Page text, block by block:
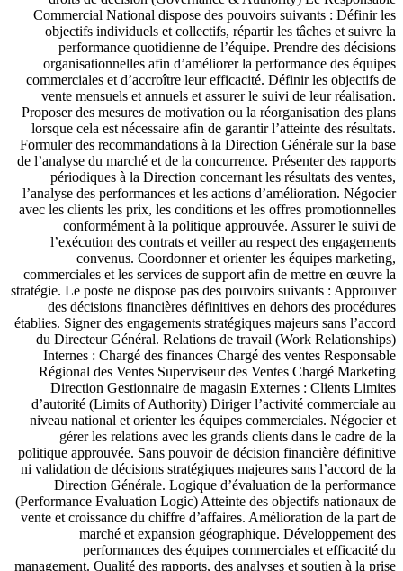
Commercial National dispose des pouvoirs suivants : Définir les
objectifs individuels et collectifs, répartir les tâches et suivre la
performance quotidienne de l’équipe. Prendre des décisions
organisationnelles afin d’améliorer la performance des équipes
commerciales et d’accroître leur efficacité. Définir les objectifs de
vente mensuels et annuels et assurer le suivi de leur réalisation.
Proposer des mesures de motivation ou la réorganisation des plans
lorsque cela est nécessaire afin de garantir l’atteinte des résultats.
Formuler des recommandations à la Direction Générale sur la base
de l’analyse du marché et de la concurrence. Présenter des rapports
périodiques à la Direction concernant les résultats des ventes,
l’analyse des performances et les actions d’amélioration. Négocier
avec les clients les prix, les conditions et les offres promotionnelles
conformément à la politique approuvée. Assurer le suivi de
l’exécution des contrats et veiller au respect des engagements
convenus. Coordonner et orienter les équipes marketing,
commerciales et les services de support afin de mettre en œuvre la
stratégie. Le poste ne dispose pas des pouvoirs suivants : Approuver
des décisions financières définitives en dehors des procédures
établies. Signer des engagements stratégiques majeurs sans l’accord
du Directeur Général. Relations de travail (Work Relationships)
Internes : Chargé des finances Chargé des ventes Responsable
Régional des Ventes Superviseur des Ventes Chargé Marketing
Direction Gestionnaire de magasin Externes : Clients Limites
d’autorité (Limits of Authority) Diriger l’activité commerciale au
niveau national et orienter les équipes commerciales. Négocier et
gérer les relations avec les grands clients dans le cadre de la
politique approuvée. Sans pouvoir de décision financière définitive
ni validation de décisions stratégiques majeures sans l’accord de la
Direction Générale. Logique d’évaluation de la performance
(Performance Evaluation Logic) Atteinte des objectifs nationaux de
vente et croissance du chiffre d’affaires. Amélioration de la part de
marché et expansion géographique. Développement des
performances des équipes commerciales et efficacité du
management. Qualité des rapports, des analyses et soutien à la prise